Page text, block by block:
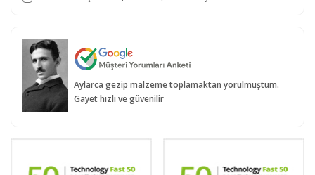
Aylarca gezip malzeme toplamaktan yorulmuştum.
Gayet hızlı ve güvenilir